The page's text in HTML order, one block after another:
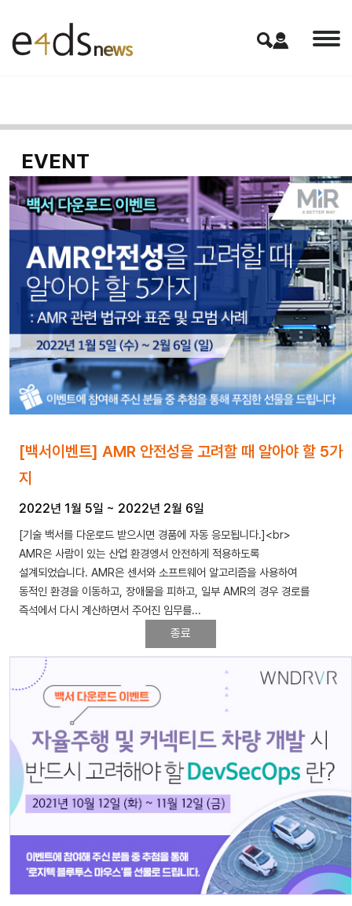
EVENT
[백서이벤트] AMR 안전성을 고려할 때 알아야 할 5가
지
2022년 1월 5일 ~ 2022년 2월 6일
[기술 백서를 다운로드 받으시면 경품에 자동 응모됩니다.]<br>
AMR은 사람이 있는 산업 환경엥서 안전하게 적용하도록
설계되었습니다. AMR은 센서와 소프트웨어 알고리즘을 사용하여
동적인 환경을 이동하고, 장애물을 피하고, 일부 AMR의 경우 경로를
즉석에서 다시 계산하면서 주어진 임무를...
종료